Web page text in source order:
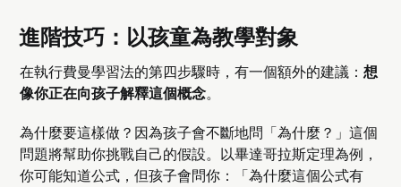
進階技巧：以孩童為教學對象
在執行費曼學習法的第四步驟時，有一個額外的建議：想
像你正在向孩子解釋這個概念。
為什麼要這樣做？因為孩子會不斷地問「為什麼？」這個
問題將幫助你挑戰自己的假設。以畢達哥拉斯定理為例，
你可能知道公式，但孩子會問你：「為什麼這個公式有